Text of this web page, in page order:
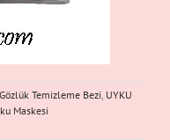
Gözlük Temizleme Bezi UYKU
Maskesi